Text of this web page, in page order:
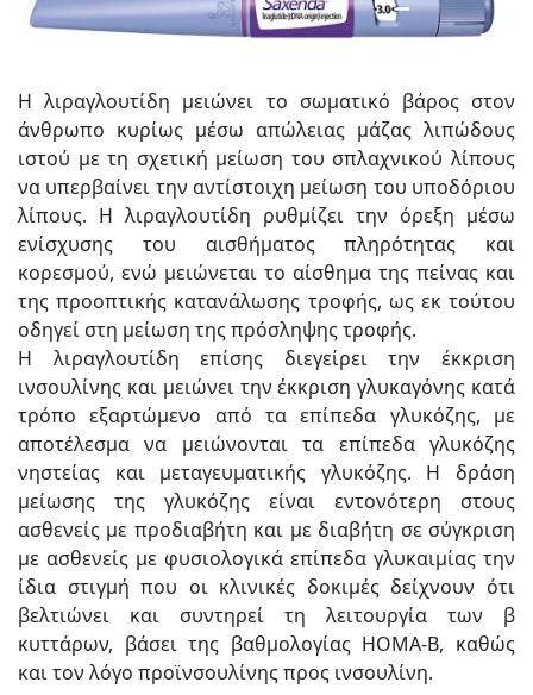
Η λιραγλουτίδη μειώνει το σωματικό βάρος στον
άνθρωπο κυρίως μέσω απώλειας μάζας λιπώδους
ιστού με τη σχετική μείωση του σπλαχνικού λίπους
να υπερβαίνει την αντίστοιχη μείωση του υποδόριου
λίπους. Η λιραγλουτίδη ρυθμίζει την όρεξη μέσω
ενίσχυσης του αισθήματος πληρότητας και
κορεσμού, ενώ μειώνεται το αίσθημα της πείνας και
της προοπτικής κατανάλωσης τροφής, ως εκ τούτου
οδηγεί στη μείωση της πρόσληψης τροφής.
Η λιραγλουτίδη επίσης διεγείρει την έκκριση
ινσουλίνης και μειώνει την έκκριση γλυκαγόνης κατά
τρόπο εξαρτώμενο από τα επίπεδα γλυκόζης, με
αποτέλεσμα να μειώνονται τα επίπεδα γλυκόζης
νηστείας και μεταγευματικής γλυκόζης. Η δράση
μείωσης της γλυκόζης είναι εντονότερη στους
ασθενείς με προδιαβήτη και με διαβήτη σε σύγκριση
με ασθενείς με φυσιολογικά επίπεδα γλυκαιμίας την
ίδια στιγμή που οι κλινικές δοκιμές δείχνουν ότι
βελτιώνει και συντηρεί τη λειτουργία των β
κυττάρων, βάσει της βαθμολογίας HOMA-B, καθώς
και τον λόγο προϊνσουλίνης προς ινσουλίνη.